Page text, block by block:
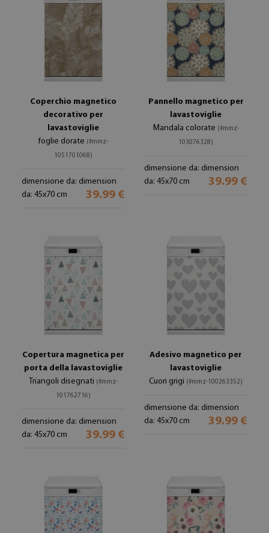
Coperchio magnetico
decorativo per
lavastoviglie
foglie dorate (#mmz-
1051701068)
dimensione da: dimension
da: 45x70 cm
39.99 €
Pannello magnetico per
lavastoviglie
Mandala colorate (#mmz-
103076328)
dimensione da: dimension
da: 45x70 cm
39.99 €
Copertura magnetica per
porta della lavastoviglie
Triangoli disegnati (#mmz-
101762716)
dimensione da: dimension
da: 45x70 cm
39.99 €
Adesivo magnetico per
lavastoviglie
Cuori grigi (#mmz-100263352)
dimensione da: dimension
da: 45x70 cm
39.99 €